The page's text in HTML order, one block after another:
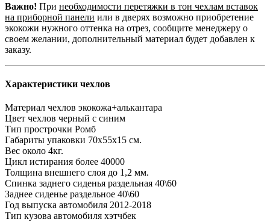
Важно! При необходимости перетяжки в тон чехлам вставок
на приборной панели или в дверях возможно приобретение
экокожи нужного оттенка на отрез, сообщите менеджеру о
своем желании, дополнительный материал будет добавлен к
заказу.
Характеристики чехлов
Материал чехлов экокожа+алькантара
Цвет чехлов черный с синим
Тип прострочки Ромб
Габариты упаковки 70х55х15 см.
Вес около 4кг.
Цикл истирания более 40000
Толщина внешнего слоя до 1,2 мм.
Спинка заднего сиденья раздельная 40\60
Заднее сиденье раздельное 40\60
Год выпуска автомобиля 2012-2018
Тип кузова автомобиля хэтчбек